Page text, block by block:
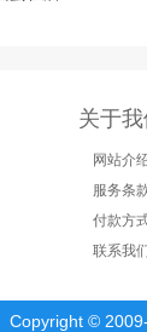
关于
网站介
服务条
付款方
联系我
Copyright ©